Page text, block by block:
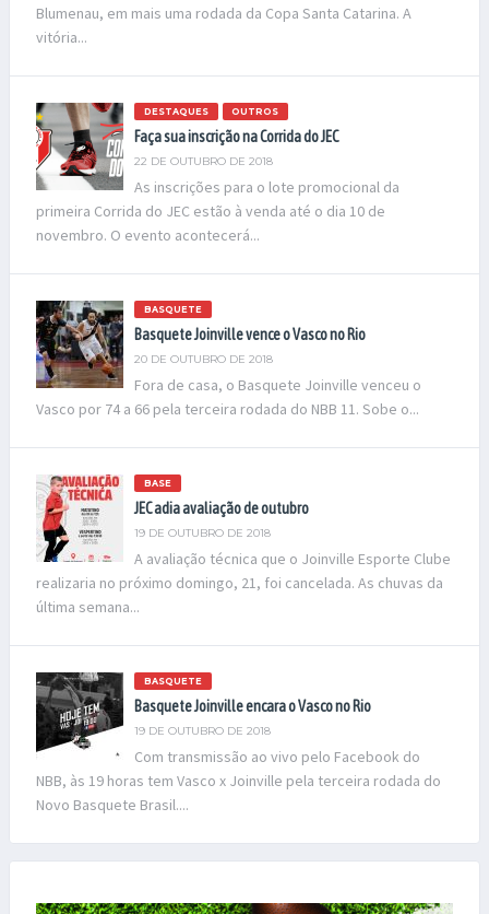
Blumenau, em mais uma rodada da Copa Santa Catarina. A
vitória...
DESTAQUES OUTROS
Faça sua inscrição na Corrida do JEC
22 DE OUTUBRO DE 2018
As inscrições para o lote promocional da
primeira Corrida do JEC estão à venda até o dia 10 de
novembro. O evento acontecerá...
BASQUETE
Basquete Joinville vence o Vasco no Rio
20 DE OUTUBRO DE 2018
Fora de casa, o Basquete Joinville venceu o
Vasco por 74 a 66 pela terceira rodada do NBB 11. Sobe o...
BASE
JEC adia avaliação de outubro
19 DE OUTUBRO DE 2018
A avaliação técnica que o Joinville Esporte Clube
realizaria no próximo domingo, 21, foi cancelada. As chuvas da
última semana...
BASQUETE
Basquete Joinville encara o Vasco no Rio
19 DE OUTUBRO DE 2018
Com transmissão ao vivo pelo Facebook do
NBB, às 19 horas tem Vasco x Joinville pela terceira rodada do
Novo Basquete Brasil....